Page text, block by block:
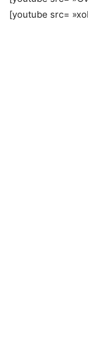
[youtube src=